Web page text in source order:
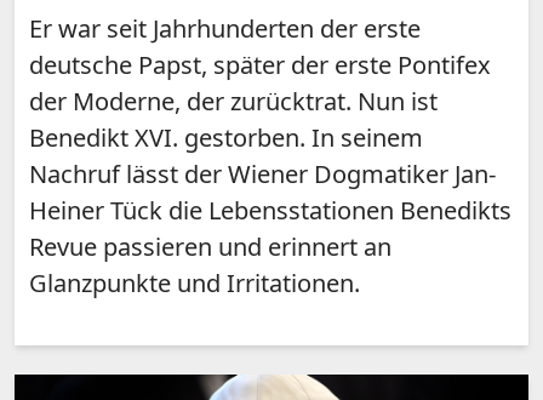
Er war seit Jahrhunderten der erste
deutsche Papst, später der erste Pontifex
der Moderne, der zurücktrat. Nun ist
Benedikt XVI. gestorben. In seinem
Nachruf lässt der Wiener Dogmatiker Jan-
Heiner Tück die Lebensstationen Benedikts
Revue passieren und erinnert an
Glanzpunkte und Irritationen.